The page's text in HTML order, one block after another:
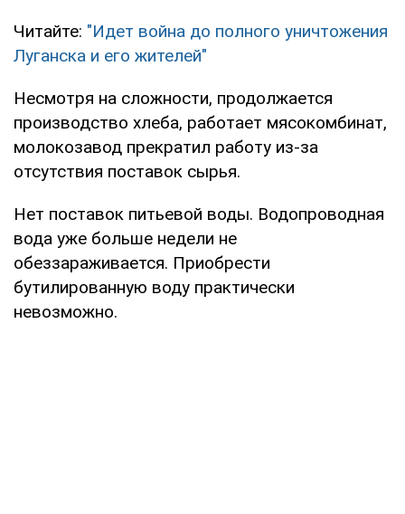
Читайте: "Идет война до полного уничтожения
Луганска и его жителей"
Несмотря на сложности, продолжается
производство хлеба, работает мясокомбинат,
молокозавод прекратил работу из-за
отсутствия поставок сырья.
Нет поставок питьевой воды. Водопроводная
вода уже больше недели не
обеззараживается. Приобрести
бутилированную воду практически
невозможно.